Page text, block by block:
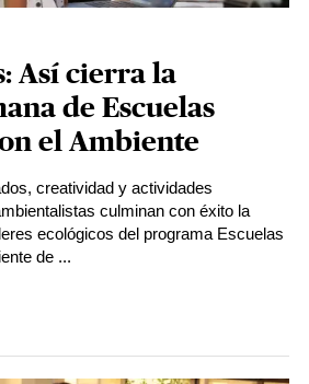
Así cierra la
de Escuelas
el Ambiente
creatividad y actividades
culminan con éxito la
ecológicos del programa Escuelas
de ...